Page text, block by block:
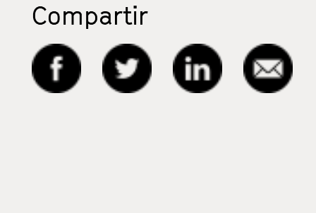
Compartir